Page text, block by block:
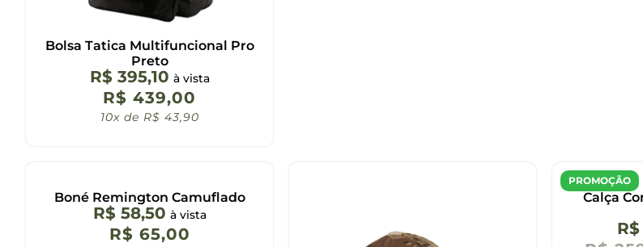
Bolsa Tatica Multifuncional Pro
Preto
R$395,10 à vista
R$ 439,00
10x de R$ 43,90
Boné Remington Camuflado
R$58,50 à vista
R$ 65,00
PROMOÇÃO
Calça
R$